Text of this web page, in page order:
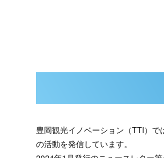
豊岡観光イノベーション（TTI）
の活動を発信しています。